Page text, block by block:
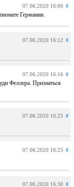
07.06.2020 16:06 #
Германии.
07.06.2020 16:12 #
07.06.2020 16:16 #
Феллера. Признаться
07.06.2020 16:25 #
07.06.2020 16:25 #
07.06.2020 16:30 #